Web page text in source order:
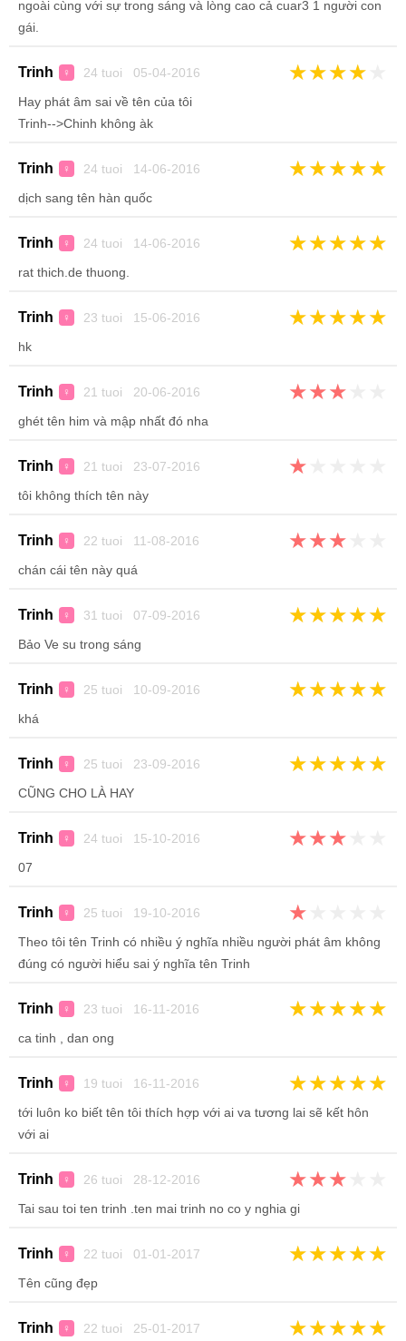
ngoài cùng với sự trong sáng và lòng cao cả cuar3 1 người con
gái.
Trinh ♀ 24 tuoi 05-04-2016 ★★★★
Hay phát âm sai về tên của tôi
Trinh-->Chinh không àk
Trinh ♀ 24 tuoi 14-06-2016 ★★★★★
dịch sang tên hàn quốc
Trinh ♀ 24 tuoi 14-06-2016 ★★★★★
rat thich.de thuong.
Trinh ♀ 23 tuoi 15-06-2016 ★★★★★
hk
Trinh ♀ 21 tuoi 20-06-2016 ★★★
ghét tên him và mập nhất đó nha
Trinh ♀ 21 tuoi 23-07-2016 ★
tôi không thích tên này
Trinh ♀ 22 tuoi 11-08-2016 ★★★
chán cái tên này quá
Trinh ♀ 31 tuoi 07-09-2016 ★★★★★
Bảo Ve su trong sáng
Trinh ♀ 25 tuoi 10-09-2016 ★★★★★
khá
Trinh ♀ 25 tuoi 23-09-2016 ★★★★★
CŨNG CHO LÀ HAY
Trinh ♀ 24 tuoi 15-10-2016 ★★★
07
Trinh ♀ 25 tuoi 19-10-2016 ★
Theo tôi tên Trinh có nhiều ý nghĩa nhiều người phát âm không
đúng có người hiểu sai ý nghĩa tên Trinh
Trinh ♀ 23 tuoi 16-11-2016 ★★★★★
ca tinh , dan ong
Trinh ♀ 19 tuoi 16-11-2016 ★★★★★
tới luôn ko biết tên tôi thích hợp với ai va tương lai sẽ kết hôn
với ai
Trinh ♀ 26 tuoi 28-12-2016 ★★★
Tai sau toi ten trinh .ten mai trinh no co y nghia gi
Trinh ♀ 22 tuoi 01-01-2017 ★★★★★
Tên cũng đẹp
Trinh ♀ 22 tuoi 25-01-2017 ★★★★★